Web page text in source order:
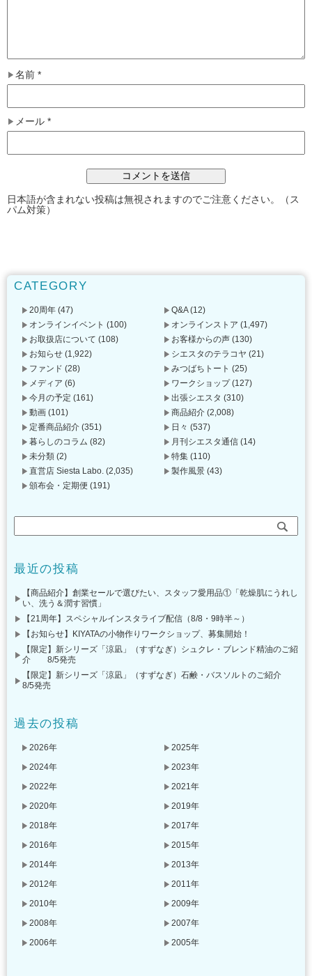
名前 *
メール *
日本語が含まれない投稿は無視されますのでご注意ください。（ス
パム対策）
CATEGORY
20周年 (47) Q&A(12)
オンラインイベント (100) オンラインストア (1,497)
お取扱店について (108) お客様からの声 (130)
お知らせ (1,922) シエスタのテラコヤ (21)
ファンド (28) みつばちトート (25)
メディア (6) ワークショップ(127)
今月の予定 (161) 出張シエスタ (310)
動画 (101) 商品紹介 (2,008)
定番商品紹介 (351) 日々 (537)
暮らしのコラム (82) 月刊シエスタ通信 (14)
未分類 (2) 特集 (110)
直営店 Siesta Labo. (2,035) 製作風景 (43)
頒布会・定期便 (191)
最近の投稿
【商品紹介】創業セールで選びたい、スタッフ愛用品①「乾燥肌にうれし
い、洗う＆潤す習慣」
【21周年】スペシャルインスタライブ配信（8/8・9時半～）
【お知らせ】KIYATAの小物作りワークショップ、募集開始！
【限定】新シリーズ「涼凪」（すずなぎ）シュクレ・ブレンド精油のご紹
介 8/5発売
【限定】新シリーズ「涼凪」（すずなぎ）石鹸・バスソルトのご紹介
8/5発売
過去の投稿
2026年
2025年
2024年
2023年
2022年
2021年
2020年
2019年
2018年
2017年
2016年
2015年
2014年
2013年
2012年
2011年
2010年
2009年
2008年
2007年
2006年
2005年